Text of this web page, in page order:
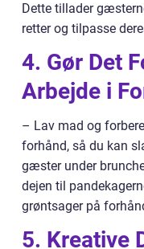
Dette tillader
retter og tilpasse
4. Gør Det
Arbejde i
– Lav mad og
forhånd, så du kan
gæster under
dejen til
grøntsager på
5. Kreative